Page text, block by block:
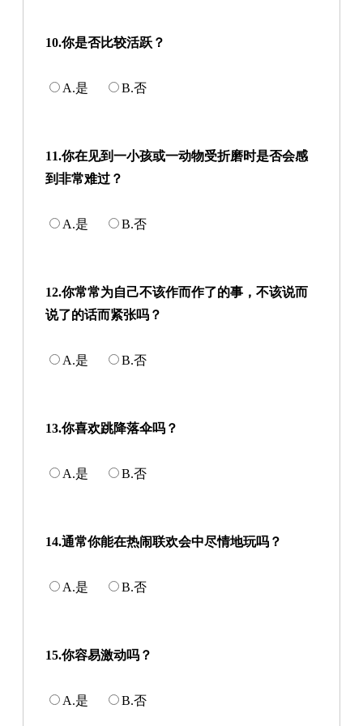
10.你是否比较活跃？
A.是 B.否
11.你在见到一小孩或一动物受折磨时是否会感
到非常难过？
A.是 B.否
12.你常常为自己不该作而作了的事，不该说而
说了的话而紧张吗？
A.是 B.否
13.你喜欢跳降落伞吗？
A.是 B.否
14.通常你能在热闹联欢会中尽情地玩吗？
A.是 B.否
15.你容易激动吗？
A.是 B.否